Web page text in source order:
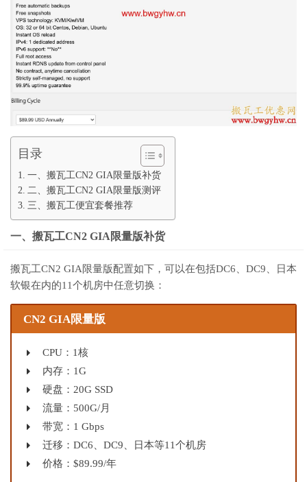
目录
一、搬瓦工CN2 GIA限量版补货
二、搬瓦工CN2 GIA限量版测评
三、搬瓦工便宜套餐推荐
一、搬瓦工CN2 GIA限量版补货
搬瓦工CN2 GIA限量版配置如下，可以在包括DC6、DC9、日本
软银在内的11个机房中任意切换：
CN2 GIA限量版
CPU：1核
内存：1G
硬盘：20G SSD
流量：500G/月
带宽：1 Gbps
迁移：DC6、DC9、日本等11个机房
价格：$89.99/年